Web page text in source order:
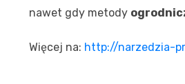
nawet gdy metody
Więcej na: http://narzedzia-